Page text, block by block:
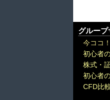
グループ
今ココ
初心者
株式・
初心者
CFD比